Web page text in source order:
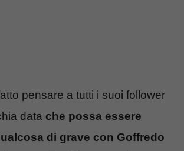
pensare a tutti i suoi follower
data che possa essere
di grave con Goffredo